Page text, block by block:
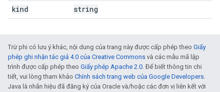
kind string
Trừ phi có lưu ý khác, nội dung của trang này được cấp phép theo Giấy
phép ghi nhận tác giả 4.0 của Creative Commons và các mẫu mã lập
trình được cấp phép theo Giấy phép Apache 2.0. Để biết thông tin chi
tiết, vui lòng tham khảo Chính sách trang web của Google Developers.
Java là nhãn hiệu đã đăng ký của Oracle và/hoặc các đơn vị liên kết với